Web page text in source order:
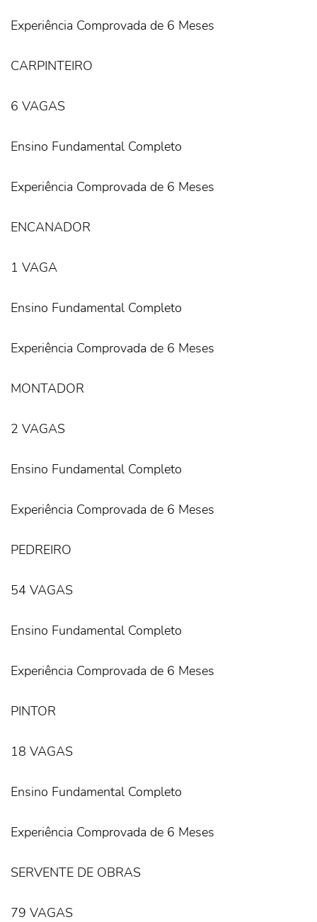
Experiência Comprovada de 6 Meses
CARPINTEIRO
6 VAGAS
Ensino Fundamental Completo
Experiência Comprovada de 6 Meses
ENCANADOR
1 VAGA
Ensino Fundamental Completo
Experiência Comprovada de 6 Meses
MONTADOR
2 VAGAS
Ensino Fundamental Completo
Experiência Comprovada de 6 Meses
PEDREIRO
54 VAGAS
Ensino Fundamental Completo
Experiência Comprovada de 6 Meses
PINTOR
18 VAGAS
Ensino Fundamental Completo
Experiência Comprovada de 6 Meses
SERVENTE DE OBRAS
79 VAGAS